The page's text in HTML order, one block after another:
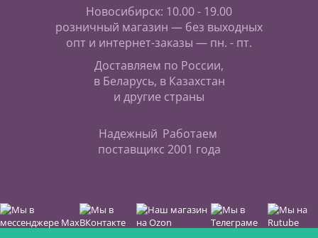
Новосибирск: 10.00 - 19.00
розничный магазин — без выходных
опт и интернет-заказы — пн. - пт.
Доставляем по России,
в Беларусь, в Казахстан
и другие страны
Надежный
поставщик
Работаем
с 2001 года